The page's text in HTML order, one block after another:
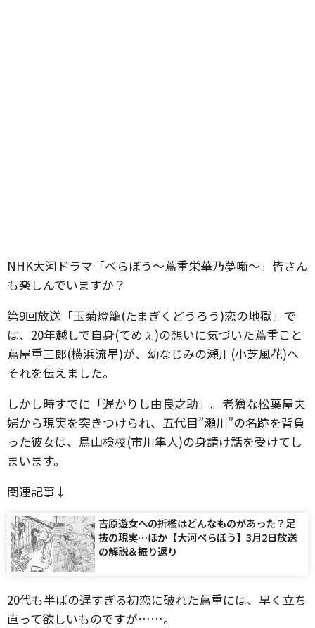
NHK大河ドラマ「べらぼう～蔦重栄華乃夢噺～」皆さん
も楽しんでいますか？
第9回放送「玉菊燈籠(たまぎくどうろう)恋の地獄」で
は、20年越しで自身(てめぇ)の想いに気づいた蔦重こと
蔦屋重三郎(横浜流星)が、幼なじみの瀬川(小芝風花)へ
それを伝えました。
しかし時すでに「遅かりし由良之助」。老獪な松葉屋夫
婦から現実を突きつけられ、五代目”瀬川”の名跡を背負
った彼女は、鳥山検校(市川隼人)の身請け話を受けてし
まいます。
関連記事↓
吉原遊女への折檻はどんなものがあった？足
抜の現実…ほか【大河べらぼう】3月2日放送
の解説＆振り返り
20代も半ばの遅すぎる初恋に破れた蔦重には、早く立ち
直って欲しいものですが……。